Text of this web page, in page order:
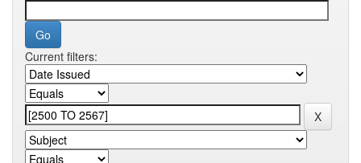
Current filters: